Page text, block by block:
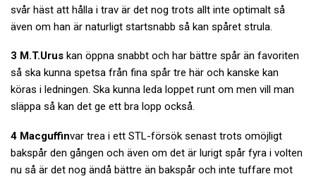
svår häst att hålla i trav är det nog trots allt inte optimalt så
även om han är naturligt startsnabb så kan spåret strula.
3 M.T.Urus kan öppna snabbt och har bättre spår än favoriten
så ska kunna spetsa från fina spår tre här och kanske kan
köras i ledningen. Ska kunna leda loppet runt om men vill man
släppa så kan det ge ett bra lopp också.
4 Macguffinvar trea i ett STL-försök senast trots omöjligt
bakspår den gången och även om det är lurigt spår fyra i volten
nu så är det nog ändå bättre än bakspår och inte tuffare mot